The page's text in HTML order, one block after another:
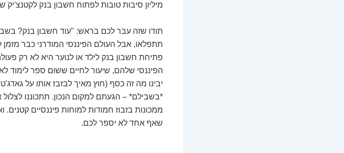
מיליון סיבות טובות לפתוח חשבון בנק
תודו שזה עבר לכם בראש: "עוד חשבון בנק?
תתפלאו, אבל העולם הפיננסי המודרני כבר מזמן
פתיחת חשבון בנק לילד או לנוער היא לא רק
הפיננסי שלהם, שיעור לחיים ששום ספר לימוד
יבינו מה זה כסף (חוץ מאיך לבזבז אותו על
*בשבילם* – הגעתם למקום הנכון. תתכוננו
ממכונות בזבוז חמודות למוחות פיננסיים
שאף אחד לא יספר לכם.